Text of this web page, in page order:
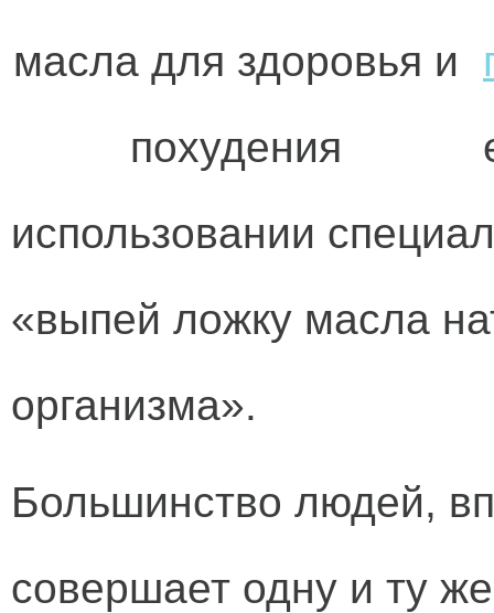
использовании
«выпей ложку масла
организма».
Большинство людей,
совершает одну и ту